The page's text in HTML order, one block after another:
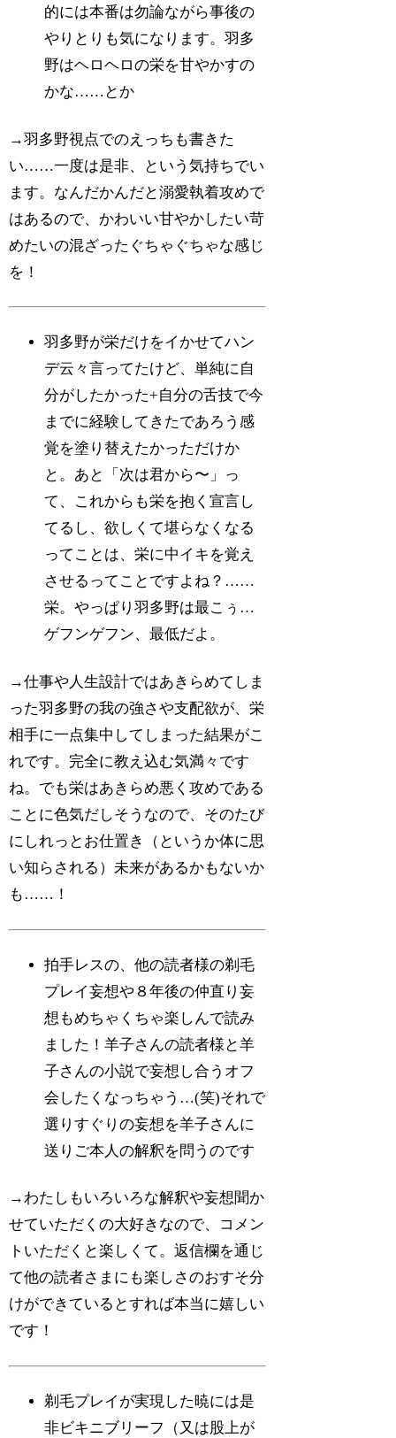
的には本番は勿論ながら事後の
やりとりも気になります。羽多
野はヘロヘロの栄を甘やかすの
かな……とか
→羽多野視点でのえっちも書きた
い……一度は是非、という気持ちでい
ます。なんだかんだと溺愛執着攻めで
はあるので、かわいい甘やかしたい苛
めたいの混ざったぐちゃぐちゃな感じ
を！
羽多野が栄だけをイかせてハン
デ云々言ってたけど、単純に自
分がしたかった+自分の舌技で今
までに経験してきたであろう感
覚を塗り替えたかっただけか
と。あと「次は君から〜」っ
て、これからも栄を抱く宣言し
てるし、欲しくて堪らなくなる
ってことは、栄に中イキを覚え
させるってことですよね？……
栄。やっぱり羽多野は最こぅ…
ゲフンゲフン、最低だよ。
→仕事や人生設計ではあきらめてしま
った羽多野の我の強さや支配欲が、栄
相手に一点集中してしまった結果がこ
れです。完全に教え込む気満々です
ね。でも栄はあきらめ悪く攻めである
ことに色気だしそうなので、そのたび
にしれっとお仕置き（というか体に思
い知らされる）未来があるかもないか
も……！
拍手レスの、他の読者様の剃毛
プレイ妄想や８年後の仲直り妄
想もめちゃくちゃ楽しんで読み
ました！羊子さんの読者様と羊
子さんの小説で妄想し合うオフ
会したくなっちゃう…(笑)それで
選りすぐりの妄想を羊子さんに
送りご本人の解釈を問うのです
→わたしもいろいろな解釈や妄想聞か
せていただくの大好きなので、コメン
トいただくと楽しくて。返信欄を通じ
て他の読者さまにも楽しさのおすそ分
けができているとすれば本当に嬉しい
です！
剃毛プレイが実現した暁には是
非ビキニブリーフ（又は股上が